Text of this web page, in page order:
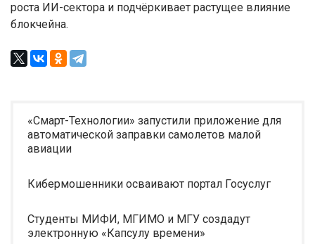
роста ИИ-сектора и подчёркивает растущее влияние
блокчейна.
«Смарт-Технологии» запустили приложение для
автоматической заправки самолетов малой
авиации
Кибермошенники осваивают портал Госуслуг
Студенты МИФИ, МГИМО и МГУ создадут
электронную «Капсулу времени»